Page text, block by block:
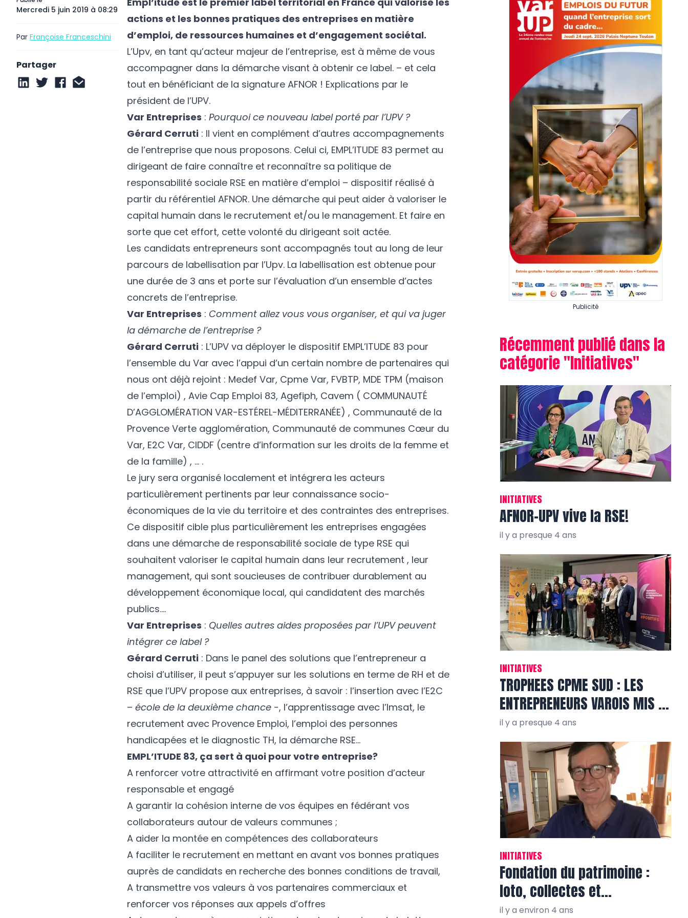
Mercredi 5 juin 2019 à 08:29
Par Françoise Franceschini
Partager
actions et les bonnes pratiques des entreprises en matière
d’emploi, de ressources humaines et d’engagement sociétal.
L’Upv, en tant qu’acteur majeur de l’entreprise, est à même de vous
accompagner dans la démarche visant à obtenir ce label. – et cela
tout en bénéficiant de la signature AFNOR ! Explications par le
président de l’UPV.
Var Entreprises : Pourquoi ce nouveau label porté par l’UPV ?
Gérard Cerruti : II vient en complément d’autres accompagnements
de l’entreprise que nous proposons. Celui ci, EMPL’ITUDE 83 permet au
dirigeant de faire connaître et reconnaître sa politique de
responsabilité sociale RSE en matière d’emploi – dispositif réalisé à
partir du référentiel AFNOR. Une démarche qui peut aider à valoriser le
capital humain dans le recrutement et/ou le management. Et faire en
sorte que cet effort, cette volonté du dirigeant soit actée.
Les candidats entrepreneurs sont accompagnés tout au long de leur
parcours de labellisation par l’Upv. La labellisation est obtenue pour
une durée de 3 ans et porte sur l’évaluation d’un ensemble d’actes
concrets de l’entreprise.
Var Entreprises : Comment allez vous vous organiser, et qui va juger
la démarche de l’entreprise ?
Gérard Cerruti : L’UPV va déployer le dispositif EMPL’ITUDE 83 pour
l’ensemble du Var avec l’appui d’un certain nombre de partenaires qui
nous ont déjà rejoint : Medef Var, Cpme Var, FVBTP, MDE TPM (maison
de l’emploi) , Avie Cap Emploi 83, Agefiph, Cavem ( COMMUNAUTÉ
D’AGGLOMÉRATION VAR-ESTÉREL-MÉDITERRANÉE) , Communauté de la
Provence Verte agglomération, Communauté de communes Cœur du
Var, E2C Var, CIDDF (centre d’information sur les droits de la femme et
de la famille) , … .
Le jury sera organisé localement et intégrera les acteurs
particulièrement pertinents par leur connaissance socio-
économiques de la vie du territoire et des contraintes des entreprises.
Ce dispositif cible plus particulièrement les entreprises engagées
dans une démarche de responsabilité sociale de type RSE qui
souhaitent valoriser le capital humain dans leur recrutement , leur
management, qui sont soucieuses de contribuer durablement au
développement économique local, qui candidatent des marchés
publics….
Var Entreprises : Quelles autres aides proposées par l’UPV peuvent
intégrer ce label ?
Gérard Cerruti : Dans le panel des solutions que l’entrepreneur a
choisi d’utiliser, il peut s’appuyer sur les solutions en terme de RH et de
RSE que l’UPV propose aux entreprises, à savoir : l’insertion avec l’E2C
– école de la deuxième chance -, l’apprentissage avec l’Imsat, le
recrutement avec Provence Emploi, l’emploi des personnes
handicapées et le diagnostic TH, la démarche RSE…
EMPL’ITUDE 83, ça sert à quoi pour votre entreprise?
A renforcer votre attractivité en affirmant votre position d’acteur
responsable et engagé
A garantir la cohésion interne de vos équipes en fédérant vos
collaborateurs autour de valeurs communes ;
A aider la montée en compétences des collaborateurs
A faciliter le recrutement en mettant en avant vos bonnes pratiques
auprès de candidats en recherche des bonnes conditions de travail,
A transmettre vos valeurs à vos partenaires commerciaux et
renforcer vos réponses aux appels d’offres
Publicité
Récemment publié dans la
catégorie "Initiatives"
INITIATIVES
AFNOR-UPV vive la RSE!
il y a presque 4 ans
INITIATIVES
TROPHEES CPME SUD : LES
ENTREPRENEURS VAROIS MIS EN
VALEUR
il y a presque 4 ans
INITIATIVES
Fondation du patrimoine :
loto, collectes et
réalisations dans le Var!
il y a environ 4 ans